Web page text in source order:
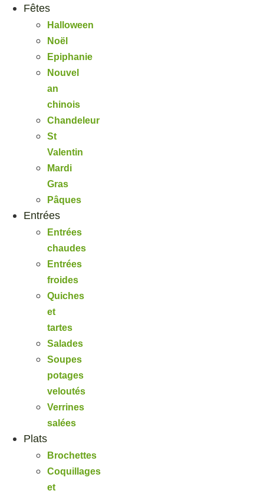
Fêtes
Halloween
Noël
Epiphanie
Nouvel
an
chinois
Chandeleur
St
Valentin
Mardi
Gras
Pâques
Entrées
Entrées
chaudes
Entrées
froides
Quiches
et
tartes
Salades
Soupes
potages
veloutés
Verrines
salées
Plats
Brochettes
Coquillages
et